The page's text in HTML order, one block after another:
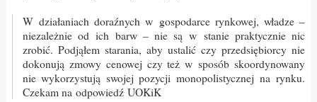
W działaniach doraźnych w gospodarce rynkowej, władze –
niezależnie od ich barw – nie są w stanie praktycznie nic
zrobić. Podjąłem starania, aby ustalić czy przedsiębiorcy nie
dokonują zmowy cenowej czy też w sposób skoordynowany
nie wykorzystują swojej pozycji monopolistycznej na rynku.
Czekam na odpowiedź UOKiK